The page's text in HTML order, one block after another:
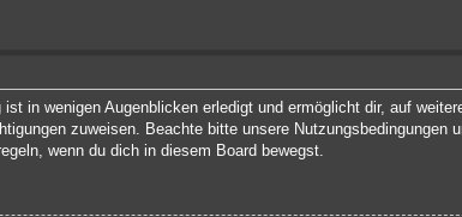
in wenigen Augenblicken erledigt und ermöglicht dir, auf
zuweisen. Beachte bitte unsere Nutzungsbedingungen
wenn du dich in diesem Board bewegst.